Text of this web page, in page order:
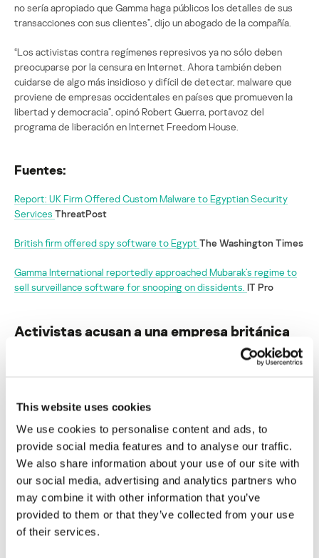
This website uses cookies
We use cookies to personalise content and ads, to
provide social media features and to analyse our traffic.
We also share information about your use of our site with
our social media, advertising and analytics partners who
may combine it with other information that you’ve
provided to them or that they’ve collected from your use
of their services.
no sería apropiado que Gamma haga públicos los detalles de sus
transacciones con sus clientes”, dijo un abogado de la compañía.
“Los activistas contra regímenes represivos ya no sólo deben
preocuparse por la censura en Internet. Ahora también deben
cuidarse de algo más insidioso y difícil de detectar, malware que
proviene de empresas occidentales en países que promueven la
libertad y democracia”, opinó Robert Guerra, portavoz del
programa de liberación en Internet Freedom House.
Fuentes:
Report: UK Firm Offered Custom Malware to Egyptian Security
Services ThreatPost
British firm offered spy software to Egypt The Washington Times
Gamma International reportedly approached Mubarak’s regime to
sell surveillance software for snooping on dissidents. IT Pro
Activistas acusan a una empresa británica
de ofrecer programas espía al gobierno de
campos obligatorios están marcados con
Nombre* Correo electrónico*